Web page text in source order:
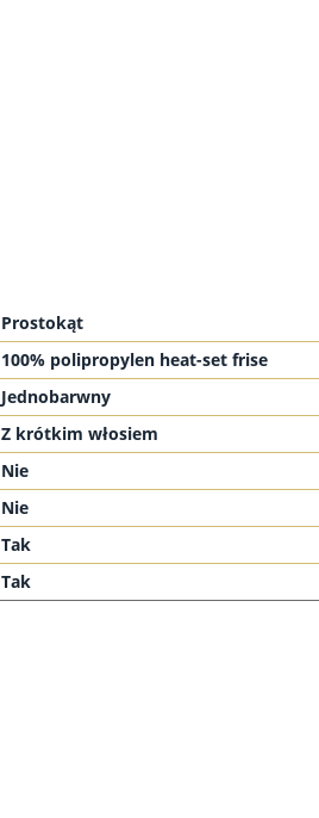
Prostokąt
100% polipropylen heat-set frise
Jednobarwny
Z krótkim włosiem
Nie
Nie
Tak
Tak